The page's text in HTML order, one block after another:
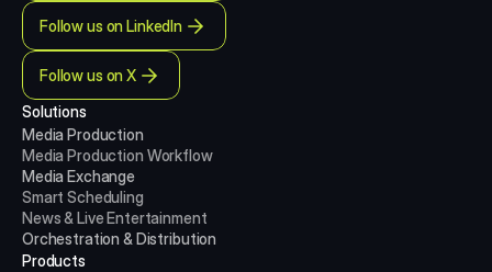
Follow us on LinkedIn
Follow us on X
Solutions
Media Production
Media Production Workflow
Media Exchange
Smart Scheduling
News & Live Entertainment
Orchestration & Distribution
Products